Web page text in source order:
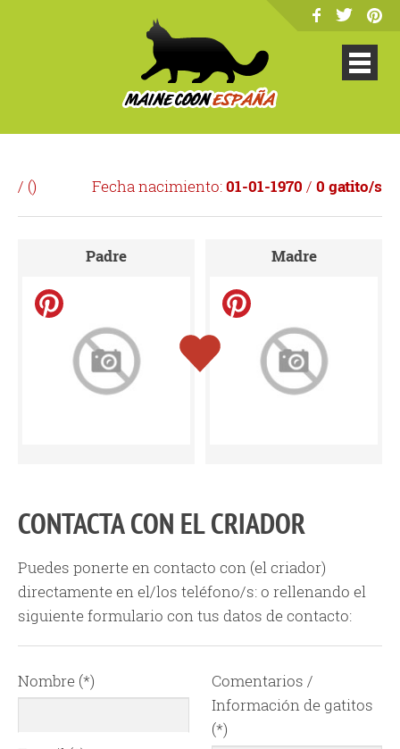
/ () Fecha nacimiento:01-01-1970 / 0 gatito/s
Padre Madre
CONTACTA CON EL CRIADOR
Puedes ponerte en contacto con (el criador)
directamente en el/los teléfono/s:o rellenando el
siguiente formulario con tus datos de contacto:
Nombre (*)
Comentarios /
Información de gatitos
(*)